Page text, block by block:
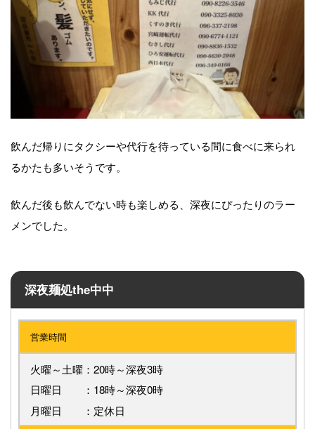
飲んだ帰りにタクシーや代行を待っている間に食べに来られ
るかたも多いそうです。
飲んだ後も飲んでない時も楽しめる、深夜にぴったりのラー
メンでした。
深夜麺処the中中
営業時間
火曜～土曜：20時～深夜3時
日曜日 ：18時～深夜0時
月曜日 ：定休日